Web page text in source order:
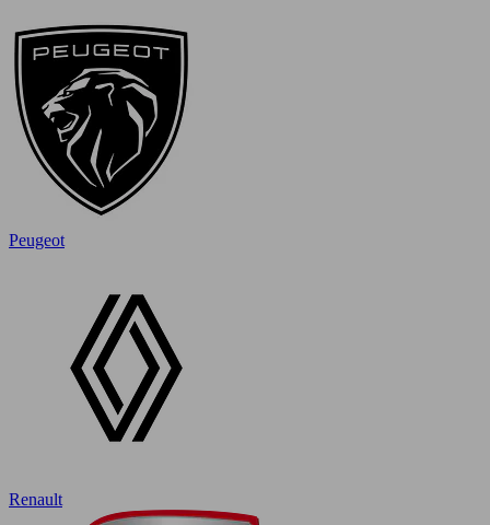
Peugeot
Renault